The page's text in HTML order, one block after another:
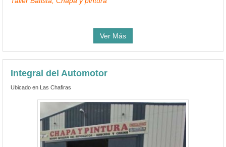
Ver Más
Integral del Automotor
Ubicado en Las Chafiras